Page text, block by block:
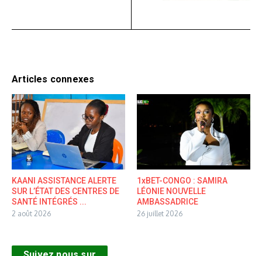
Articles connexes
KAANI ASSISTANCE ALERTE
SUR L’ÉTAT DES CENTRES DE
SANTÉ INTÉGRÉS ...
2 août 2026
1xBET-CONGO : SAMIRA
LÉONIE NOUVELLE
AMBASSADRICE
26 juillet 2026